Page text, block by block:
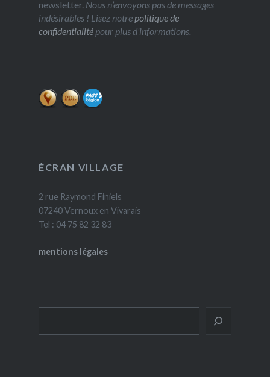
newsletter. Nous n’envoyons pas de messages
indésirables ! Lisez notre politique de
confidentialitépour plus d’informations.
ÉCRAN VILLAGE
2 rue Raymond Finiels
07240 Vernoux en Vivarais
Tel : 04 75 82 32 83
mentions légales